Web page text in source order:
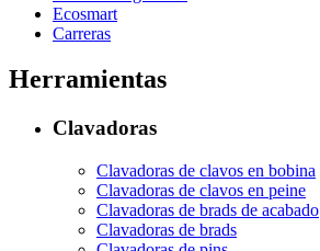
Ecosmart
Carreras
Herramientas
Clavadoras
Clavadoras de clavos en bobina
Clavadoras de clavos en peine
Clavadoras de brads de acabado
Clavadoras de brads